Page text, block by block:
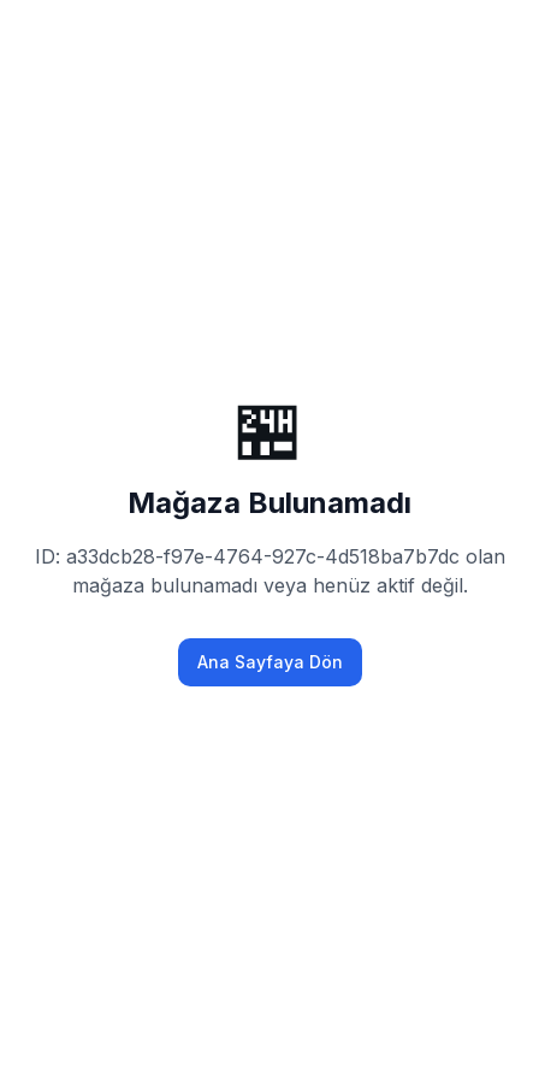
🏪
Mağaza Bulunamadı
ID: a33dcb28-f97e-4764-927c-4d518ba7b7dc olan
mağaza bulunamadı veya henüz aktif değil.
Ana Sayfaya Dön